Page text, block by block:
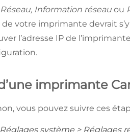
Réseau, Information réseau ou
de votre imprimante devrait
l’adresse IP de
imprimante
vous pouvez suivre ces
système > Réglages